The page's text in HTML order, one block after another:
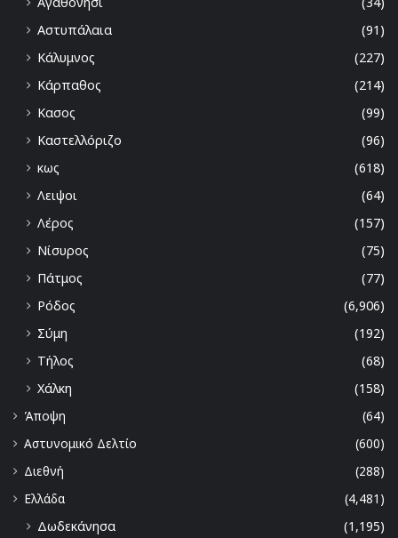
Αστυπάλαια
(91)
Κάλυμνος
(227)
Κάρπαθος
(214)
Κασος
(99)
Καστελλόριζο
(96)
κως
(618)
Λειψοι
(64)
Λέρος
(157)
Νίσυρος
(75)
Πάτμος
(77)
Ρόδος
(6,906)
Σύμη
(192)
Τήλος
(68)
Χάλκη
(158)
Άποψη
(64)
Αστυνομικό Δελτίο
(600)
Διεθνή
(288)
Ελλάδα
(4,481)
Δωδεκάνησα
(1,195)